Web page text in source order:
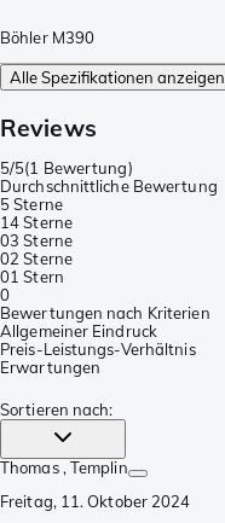
Böhler M390
Alle Spezifikationen anzeigen
Reviews
5/5(1 Bewertung)
Durchschnittliche Bewertung
5 Sterne
14 Sterne
03 Sterne
02 Sterne
01 Stern
0
Bewertungen nach Kriterien
Allgemeiner Eindruck
Preis-Leistungs-Verhältnis
Erwartungen
Sortieren nach:
Thomas , Templin
Freitag, 11. Oktober 2024